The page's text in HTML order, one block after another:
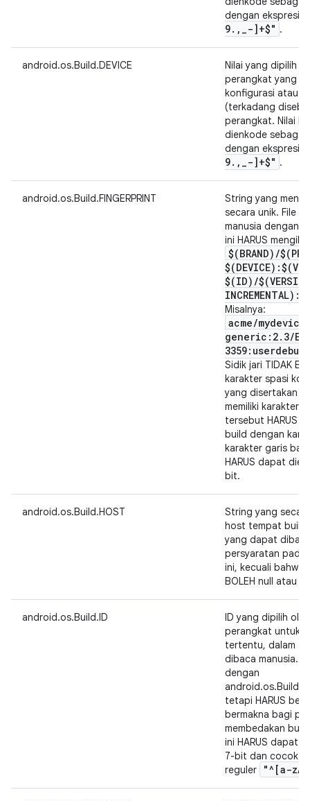
dengan ekspresi
9. , _-]+$" .
android.os.Build.DEVICE
Nilai yang dipilih
perangkat yang
konfigurasi atau
(terkadang
perangkat. Nilai
dienkode sebagai
dengan ekspresi
9. , _-]+$" .
android.os.Build.FINGERPRINT
String yang
secara unik. File
manusia dengan
ini HARUS
$(BRAND) /
$(ID) /$(VERSION
Misalnya:
acme/mydevice
generic:2. 3/
3359:userdebug
Sidik jari TIDAK
karakter spasi
yang disertakan
memiliki karakter
tersebut HARUS
build dengan
karakter garis
HARUS dapat
bit.
android.os.Build.HOST
String yang
host tempat build
yang dapat
persyaratan pada
ini, kecuali bahwa
BOLEH null atau
android.os.Build.ID
ID yang dipilih
perangkat untuk
tertentu, dalam
dibaca manusia.
dengan
tetapi HARUS
bermakna bagi
membedakan
ini HARUS dapat
7-bit dan cocok
reguler
"^[a-z